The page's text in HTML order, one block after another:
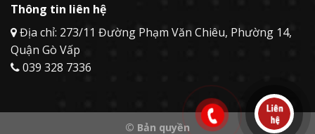
Thông tin liên hệ
Địa chỉ: 273/11 Đường Phạm Văn Chiêu, Phường 14,
Quận Gò Vấp
039 328 7336
© Bản quyền